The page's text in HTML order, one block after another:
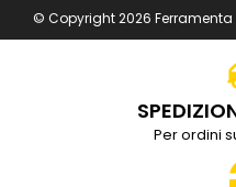
© Copyright 2026 Ferramenta
Per ordini